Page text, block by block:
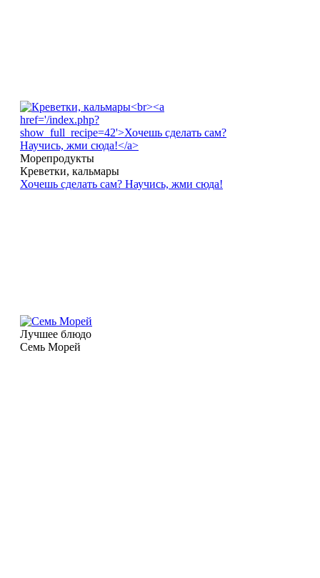
Морепродукты
Креветки, кальмары
Хочешь сделать сам? Научись, жми сюда!
Лучшее блюдо
Семь Морей